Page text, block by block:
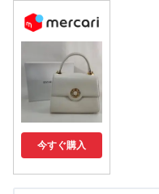
今すぐ購入